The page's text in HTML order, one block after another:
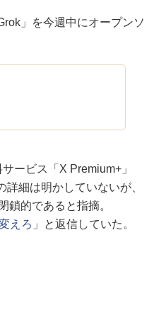
」を今週中にオープンソ
ービス「X Premium+」
細は明かしていないが、
鎖的であると指摘。
えろ 」と返信していた。